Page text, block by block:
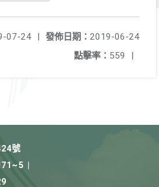
發佈日期： 2019-06-24
07-24
|
點擊率： 559 |
號